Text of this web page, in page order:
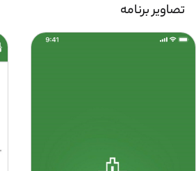
تصاویر برنامه